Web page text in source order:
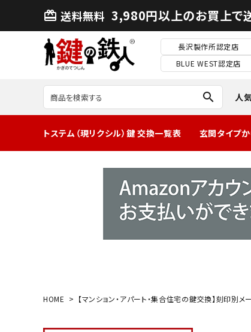
card_giftcard 送料無料 3,980円以上のお買上で
長沢製作所認定店
BLUE WEST認定店
search 人
トステム（現リクシル）鍵 交換一覧表 玄関タイプ
MIWA2ロ
関
HOME 【マンション・アパート・集合住宅の鍵交換】刻印別メ